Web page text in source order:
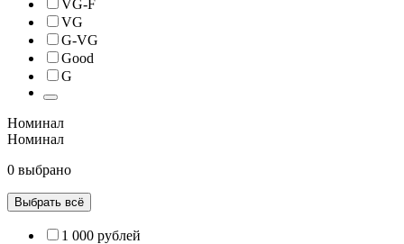
VG-F
VG
G-VG
Good
G
Номинал
Номинал
0 выбрано
Выбрать всё
1 000 рублей